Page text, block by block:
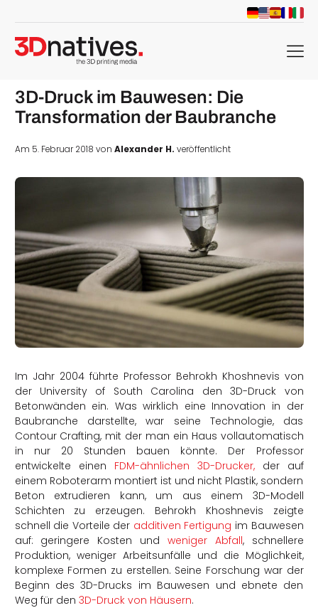
menu
3D-Druck im Bauwesen: Die
Transformation der Baubranche
Am 5. Februar 2018 von Alexander H. veröffentlicht
Im Jahr 2004 führte Professor Behrokh Khoshnevis von
der University of South Carolina den 3D-Druck von
Betonwänden ein. Was wirklich eine Innovation in der
Baubranche darstellte, war seine Technologie, das
Contour Crafting, mit der man ein Haus vollautomatisch
in nur 20 Stunden bauen könnte. Der Professor
entwickelte einen FDM-ähnlichen 3D-Drucker,der auf
einem Roboterarm montiert ist und nicht Plastik, sondern
Beton extrudieren kann, um aus einem 3D-Modell
Schichten zu erzeugen. Behrokh Khoshnevis zeigte
schnell die Vorteile der additiven Fertigung im Bauwesen
auf: geringere Kosten und weniger Abfall, schnellere
Produktion, weniger Arbeitsunfälle und die Möglichkeit,
komplexe Formen zu erstellen. Seine Forschung war der
Beginn des 3D-Drucks im Bauwesen und ebnete den
Weg für den 3D-Druck von Häusern.